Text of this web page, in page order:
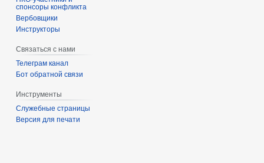
спонсоры конфликта
‏‎Вербовщики
Инструкторы
Связаться с нами
Телеграм канал
Бот обратной связи
Инструменты
Служебные страницы
Версия для печати